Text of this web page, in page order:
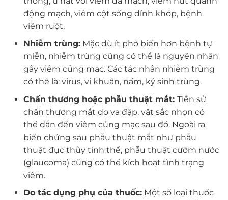
động mạch, viêm cột sống dính khớp, bệnh
viêm ruột.
Nhiễm trùng:Mặc dù ít phổ biến hơn bệnh tự
miễn, nhiễm trùng cũng có thể là nguyên nhân
gây viêm củng mạc. Các tác nhân nhiễm trùng
có thể là: virus, vi khuẩn, nấm, ký sinh trùng.
Chấn thương hoặc phẫu thuật mắt: Tiền sử
chấn thương mắt do va đập, vật sắc nhọn có
thể dẫn đến viêm củng mạc sau đó. Ngoài ra
biến chứng sau phẫu thuật mắt như phẫu
thuật đục thủy tinh thể, phẫu thuật cườm nước
(glaucoma) cũng có thể kích hoạt tình trạng
viêm.
Do tác dụng phụ của thuốc:Một số loại thuốc